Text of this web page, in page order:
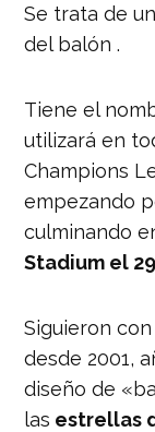
Se trata de
del balón .
Tiene el
utilizará en
Champions
empezando
culminando
Stadium el
Siguieron
desde 2001,
diseño de
las estrellas